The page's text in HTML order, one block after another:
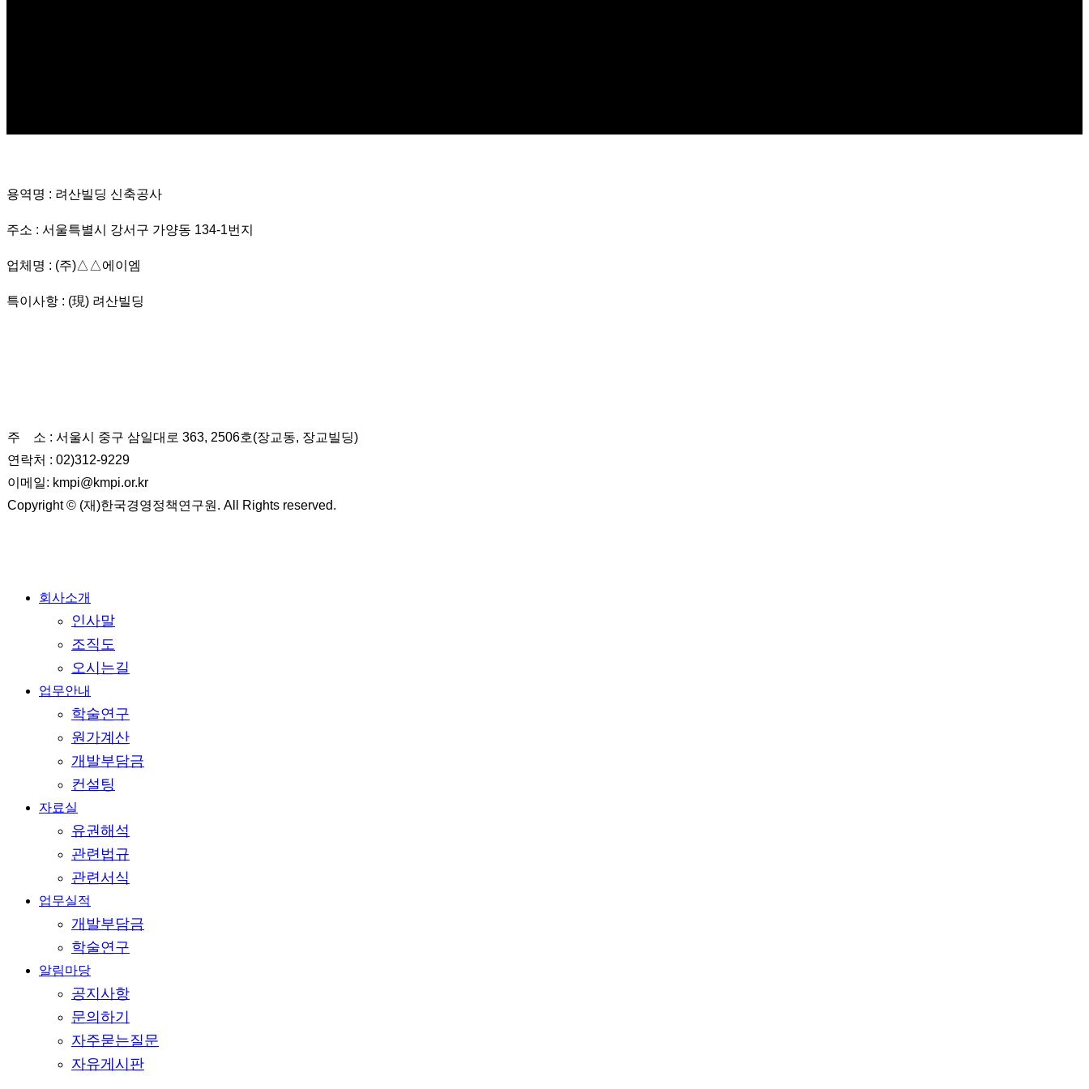
용역명 : 려산빌딩 신축공사
주소 : 서울특별시 강서구 가양동 134-1번지
업체명 : (주)△△에이엠
특이사항 : (現) 려산빌딩
주 소 : 서울시 중구 삼일대로 363, 2506호(장교동, 장교빌딩)
연락처 : 02)312-9229
이메일: kmpi@kmpi.or.kr
Copyright © (재)한국경영정책연구원. All Rights reserved.
Close 회사소개
인사말
조직도
오시는길
업무안내
학술연구
원가계산
개발부담금
컨설팅
자료실
유권해석
관련법규
관련서식
업무실적
개발부담금
학술연구
알림마당
공지사항
문의하기
자주묻는질문
자유게시판